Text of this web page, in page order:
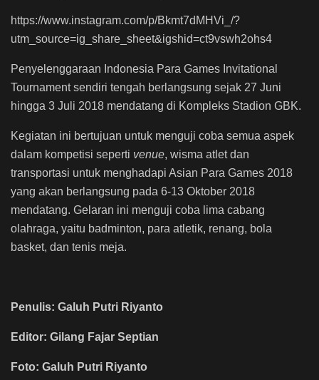
https://www.instagram.com/p/Bkmt7dMHVi_/?
utm_source=ig_share_sheet&igshid=ct9vswh2ohs4
Penyelenggaraan Indonesia Para Games Invitational
Tournament sendiri tengah berlangsung sejak 27 Juni
hingga 3 Juli 2018 mendatang di Kompleks Stadion GBK.
Kegiatan ini bertujuan untuk menguji coba semua aspek
dalam kompetisi seperti venue, wisma atlet dan
transportasi untuk menghadapi Asian Para Games 2018
yang akan berlangsung pada 6-13 Oktober 2018
mendatang. Gelaran ini menguji coba lima cabang
olahraga, yaitu badminton, para atletik, renang, bola
basket, dan tenis meja.
Penulis: Galuh Putri Riyanto
Editor: Gilang Fajar Septian
Foto: Galuh Putri Riyanto